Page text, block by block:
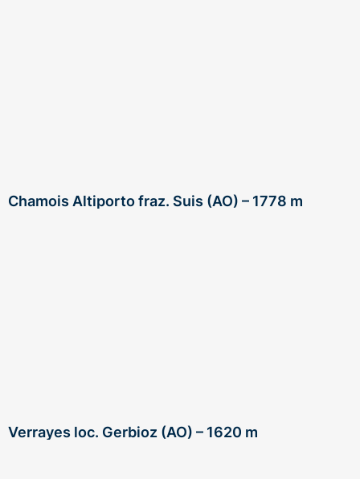
Chamois Altiporto fraz. Suis (AO) – 1778 m
Verrayes loc. Gerbioz (AO) – 1620 m